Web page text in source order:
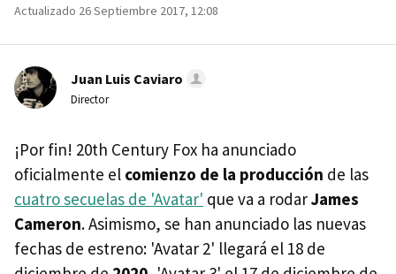
Actualizado 26 Septiembre 2017, 12:08
Juan Luis Caviaro
Director
¡Por fin! 20th Century Fox ha anunciado
oficialmente el comienzo de la producción de las
cuatro secuelas de 'Avatar' que va a rodarJames
Cameron. Asimismo, se han anunciado las nuevas
fechas de estreno: 'Avatar 2' llegará el 18 de